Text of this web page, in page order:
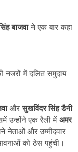
बाजवाने एक बार कहा
नजरों में दलित समुदाय
औरसुखविंदर सिंह डैनी
उन्होंने एक रैली में अमर
नेताओं और उम्मीदवार
को ठेस पहुंची।